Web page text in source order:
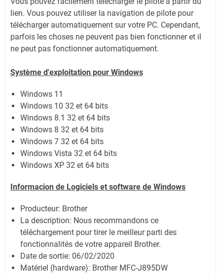
lien. Vous pouvez utiliser la navigation de pilote pour
télécharger automatiquement sur votre PC. Cependant,
parfois les choses ne peuvent pas bien fonctionner et il
ne peut pas fonctionner automatiquement.
Système d'exploitation pour Windows
Windows 11
Windows 10 32 et 64 bits
Windows 8.1 32 et 64 bits
Windows 8 32 et 64 bits
Windows 7 32 et 64 bits
Windows Vista 32 et 64 bits
Windows XP 32 et 64 bits
Informacion de Logiciels et software de Windows
Producteur: Brother
La description: Nous recommandons ce
téléchargement pour tirer le meilleur parti des
fonctionnalités de votre appareil Brother.
Date de sortie: 06/02/2020
Matériel (hardware): Brother MFC-J895DW